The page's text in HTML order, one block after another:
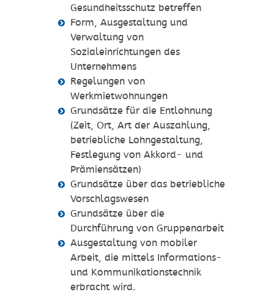
Gesundheitsschutz betreffen
Form, Ausgestaltung und
Verwaltung von
Sozialeinrichtungen des
Unternehmens
Regelungen von
Werkmietwohnungen
Grundsätze für die Entlohnung
(Zeit, Ort, Art der Auszahlung,
betriebliche Lohngestaltung,
Festlegung von Akkord- und
Prämiensätzen)
Grundsätze über das betriebliche
Vorschlagswesen
Grundsätze über die
Durchführung von Gruppenarbeit
Ausgestaltung von mobiler
Arbeit, die mittels Informations-
und Kommunikationstechnik
erbracht wird.